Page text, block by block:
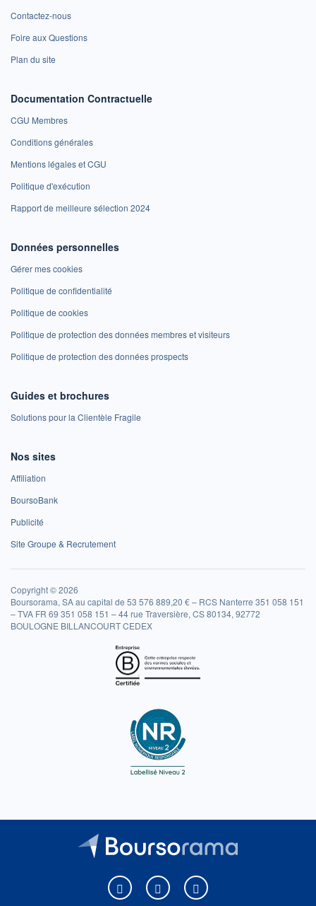
Contactez-nous
Foire aux Questions
Plan du site
Documentation Contractuelle
CGU Membres
Conditions générales
Mentions légales et CGU
Politique d'exécution
Rapport de meilleure sélection 2024
Données personnelles
Gérer mes cookies
Politique de confidentialité
Politique de cookies
Politique de protection des données membres et visiteurs
Politique de protection des données prospects
Guides et brochures
Solutions pour la Clientèle Fragile
Nos sites
Affiliation
BoursoBank
Publicité
Site Groupe & Recrutement
Copyright © 2026
Boursorama, SA au capital de 53 576 889,20 € – RCS Nanterre 351 058 151
– TVA FR 69 351 058 151 – 44 rue Traversière, CS 80134, 92772
BOULOGNE BILLANCOURT CEDEX
Boursorama sur Facebook
Boursorama sur XBoursorama sur